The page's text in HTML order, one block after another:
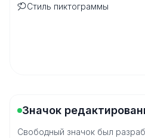
Стиль пиктограммы
Значок
Свободный значок был